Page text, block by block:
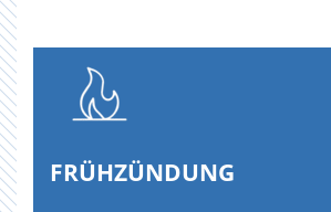
FRÜHZÜNDUNG